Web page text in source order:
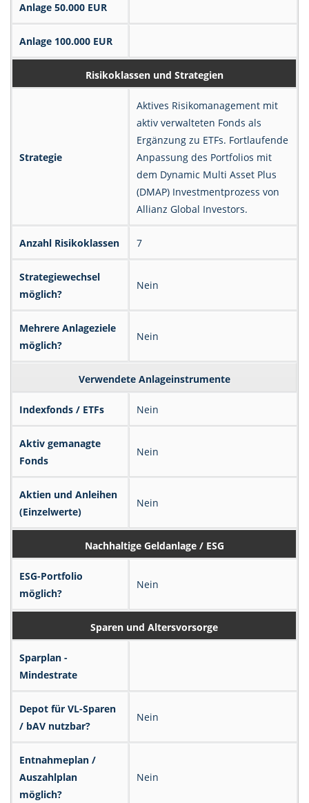
Anlage 50.000 EUR
Anlage 100.000 EUR
Risikoklassen und Strategien
Strategie
Aktives Risikomanagement mit
aktiv verwalteten Fonds als
Ergänzung zu ETFs. Fortlaufende
Anpassung des Portfolios mit
dem Dynamic Multi Asset Plus
(DMAP) Investmentprozess von
Allianz Global Investors.
Anzahl Risikoklassen 7
Strategiewechsel
möglich?
Nein
Mehrere Anlageziele
möglich?
Nein
Verwendete Anlageinstrumente
Indexfonds / ETFs Nein
Aktiv gemanagte
Fonds
Nein
Aktien und Anleihen
(Einzelwerte)
Nein
Nachhaltige Geldanlage / ESG
ESG-Portfolio
möglich?
Nein
Sparen und Altersvorsorge
Sparplan -
Mindestrate
Depot für VL-Sparen
/ bAV nutzbar?
Nein
Entnahmeplan /
Auszahlplan
möglich?
Nein